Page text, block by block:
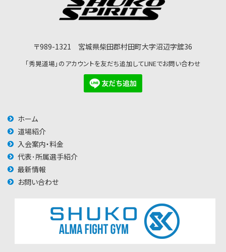
〒989-1321 宮城県柴田郡村田町大字沼辺字舘36
「秀晃道場」のアカウントを友だち追加してLINEでお問い合わせ
ホーム
道場紹介
入会案内・料金
代表･所属選手紹介
最新情報
お問い合わせ